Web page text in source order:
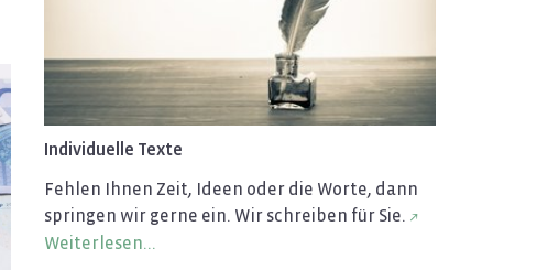
In­di­vi­du­el­le Texte
Feh­len Ihnen Zeit, Ideen oder die Worte, dann
sprin­gen wir gerne ein. Wir schrei­ben für Sie.
Wei­ter­le­sen...